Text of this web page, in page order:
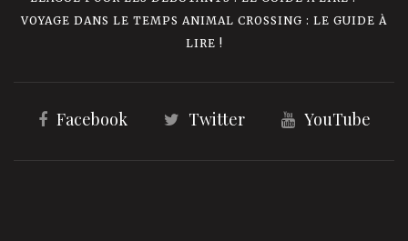
VOYAGE DANS LE TEMPS ANIMAL CROSSING : LE GUIDE À
LIRE !
Facebook Twitter YouTube